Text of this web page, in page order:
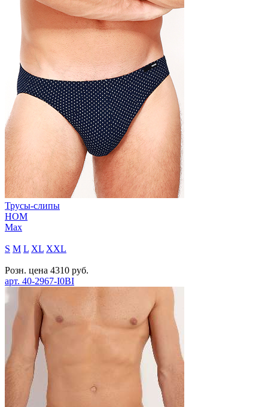
Трусы-слипы
HOM
Max
S M L XL XXL
Розн. цена 4310 руб.
арт. 40-2967-I0BI